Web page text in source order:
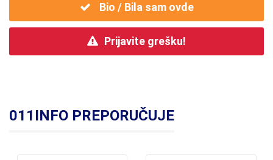
Bio / Bila sam ovde
Prijavite grešku!
011INFO PREPORUČUJE